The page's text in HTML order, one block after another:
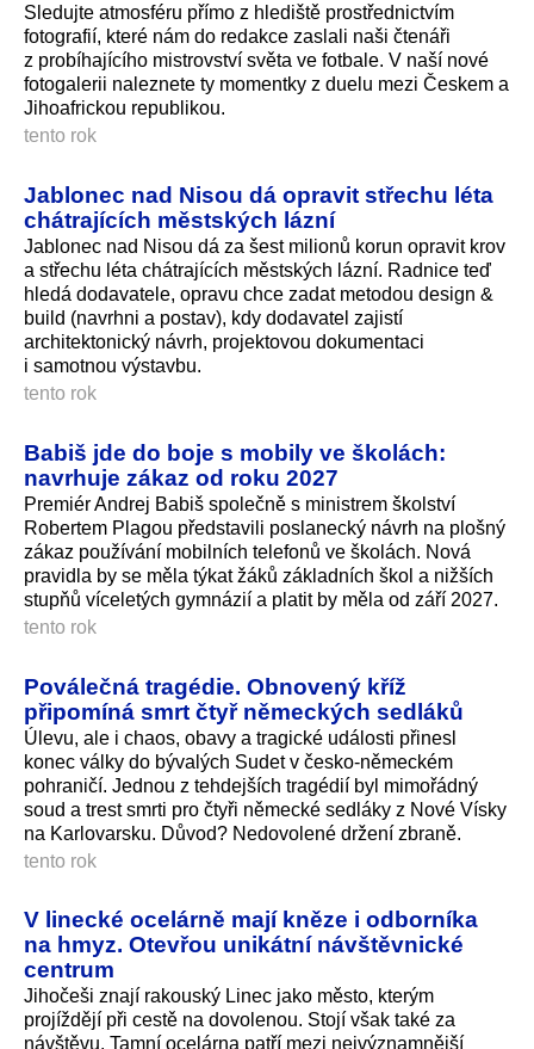
Sledujte atmosféru přímo z hlediště prostřednictvím
fotografií, které nám do redakce zaslali naši čtenáři
z probíhajícího mistrovství světa ve fotbale. V naší nové
fotogalerii naleznete ty momentky z duelu mezi Českem a
Jihoafrickou republikou.
tento rok
Jablonec nad Nisou dá opravit střechu léta
chátrajících městských lázní
Jablonec nad Nisou dá za šest milionů korun opravit krov
a střechu léta chátrajících městských lázní. Radnice teď
hledá dodavatele, opravu chce zadat metodou design &
build (navrhni a postav), kdy dodavatel zajistí
architektonický návrh, projektovou dokumentaci
i samotnou výstavbu.
tento rok
Babiš jde do boje s mobily ve školách:
navrhuje zákaz od roku 2027
Premiér Andrej Babiš společně s ministrem školství
Robertem Plagou představili poslanecký návrh na plošný
zákaz používání mobilních telefonů ve školách. Nová
pravidla by se měla týkat žáků základních škol a nižších
stupňů víceletých gymnázií a platit by měla od září 2027.
tento rok
Poválečná tragédie. Obnovený kříž
připomíná smrt čtyř německých sedláků
Úlevu, ale i chaos, obavy a tragické události přinesl
konec války do bývalých Sudet v česko-německém
pohraničí. Jednou z tehdejších tragédií byl mimořádný
soud a trest smrti pro čtyři německé sedláky z Nové Vísky
na Karlovarsku. Důvod? Nedovolené držení zbraně.
tento rok
V linecké ocelárně mají kněze i odborníka
na hmyz. Otevřou unikátní návštěvnické
centrum
Jihočeši znají rakouský Linec jako město, kterým
projíždějí při cestě na dovolenou. Stojí však také za
návštěvu. Tamní ocelárna patří mezi nejvýznamnější